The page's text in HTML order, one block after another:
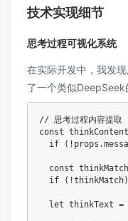
技术实现细节
思考过程可视化系统
在实际开发中，我发
了一个类似DeepSeek
// 思考过程内容提取
const thinkContent
if
( ! props .
const thinkMatch
if
( !thinkMatch)
let thinkText =